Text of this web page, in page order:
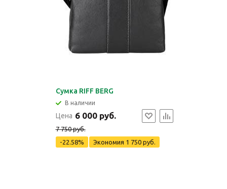
Сумка RIFF BERG
В наличии
Цена 6 000 руб.
7 750 руб.
-22.58%
Экономия 1 750 руб.